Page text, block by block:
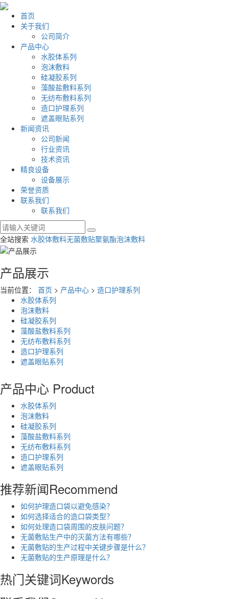
首页
关于我们
公司简介
产品中心
水胶体系列
泡沫敷料
硅凝胶系列
藻酸盐敷料系列
无纺布敷料系列
造口护理系列
遮盖眼贴系列
新闻资讯
公司新闻
行业资讯
技术资讯
精良设备
设备展示
荣誉资质
联系我们
联系我们
全站搜索 水胶体敷料无菌敷贴聚氨酯泡沫敷料
产品展示
当前位置： 首页 > 产品中心 > 造口护理系列
水胶体系列
泡沫敷料
硅凝胶系列
藻酸盐敷料系列
无纺布敷料系列
造口护理系列
遮盖眼贴系列
产品中心 Product
水胶体系列
泡沫敷料
硅凝胶系列
藻酸盐敷料系列
无纺布敷料系列
造口护理系列
遮盖眼贴系列
推荐新闻Recommend
如何护理造口袋以避免感染？
如何选择适合的造口袋类型？
如何处理造口袋周围的皮肤问题？
无菌敷贴生产中的灭菌方法有哪些？
无菌敷贴的生产过程中关键步骤是什么？
无菌敷贴的生产原理是什么？
热门关键词Keywords